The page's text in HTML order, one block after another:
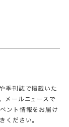
季刊誌で掲載いた
メールニュースで
ント情報をお届け
ください。